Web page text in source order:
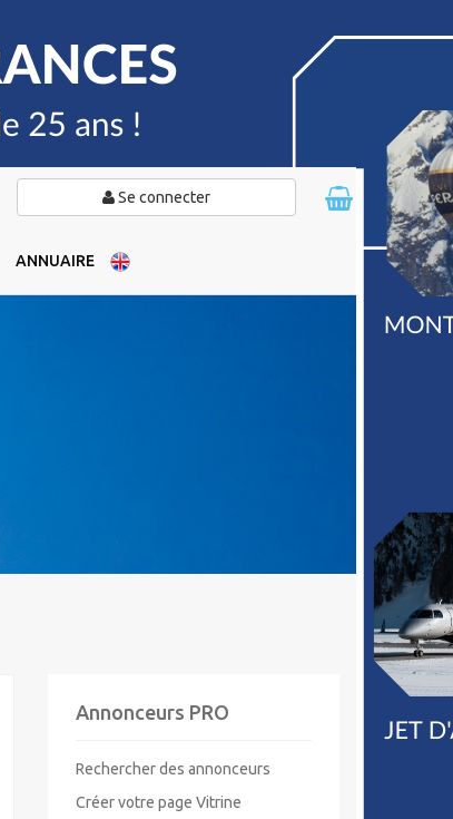
Se connecter
ANNUAIRE
Annonceurs PRO
Rechercher des annonceurs
Créer votre page Vitrine